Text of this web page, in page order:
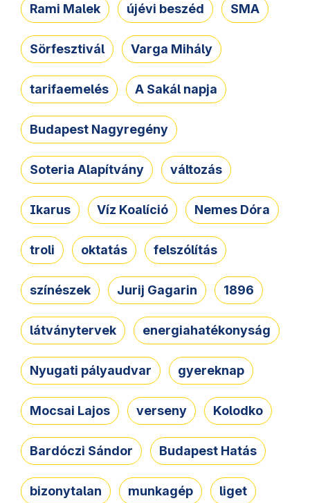
Rami Malek újévi beszéd SMA
Sörfesztivál Varga Mihály
tarifaemelés A Sakál napja
Budapest Nagyregény
Soteria Alapítvány változás
Ikarus Víz Koalíció Nemes Dóra
troli oktatás felszólítás
színészek Jurij Gagarin 1896
látványtervek energiahatékonyság
Nyugati pályaudvar gyereknap
Mocsai Lajos verseny Kolodko
Bardóczi Sándor Budapest Hatás
bizonytalan munkagép liget